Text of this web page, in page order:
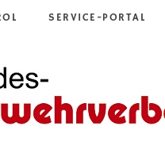
SERVICE-PORTAL